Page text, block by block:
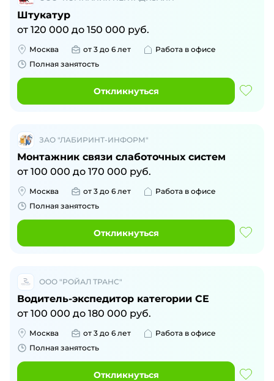
Штукатур
от 120 000 до 150 000 руб.
Москва от 3 до 6 лет
Работа в офисе
Полная занятость
Откликнуться
ЗАО "ЛАБИРИНТ-ИНФОРМ"
Монтажник связи слаботочных систем
от 100 000 до 170 000 руб.
Москва от 3 до 6 лет
Работа в офисе
Полная занятость
Откликнуться
ООО "РОЙАЛ ТРАНС"
Водитель-экспедитор категории CE
от 100 000 до 180 000 руб.
Москва от 3 до 6 лет
Работа в офисе
Полная занятость
Откликнуться